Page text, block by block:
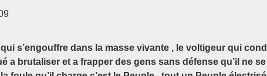
s’engouffre dans la masse vivante , le voltigeur qui
a brutaliser et a frapper des gens sans défense qu’il ne se